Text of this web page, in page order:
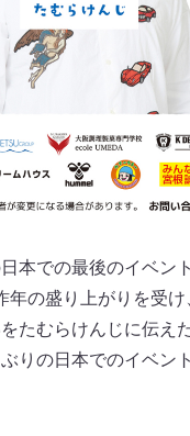
本での最後のイベン
の盛り上がりを受
たむらけんじに伝え
りの日本でのイベン